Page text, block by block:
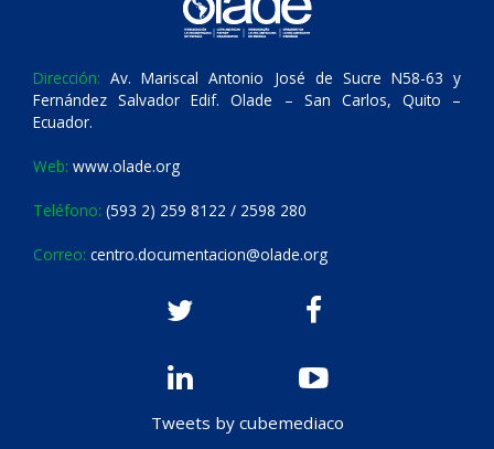
Dirección: Av. Mariscal Antonio José de Sucre N58-63 y
Fernández Salvador Edif. Olade – San Carlos, Quito –
Ecuador.
Web: www.olade.org
Teléfono: (593 2) 259 8122 / 2598 280
Correo: centro.documentacion@olade.org
Tweets by cubemediaco